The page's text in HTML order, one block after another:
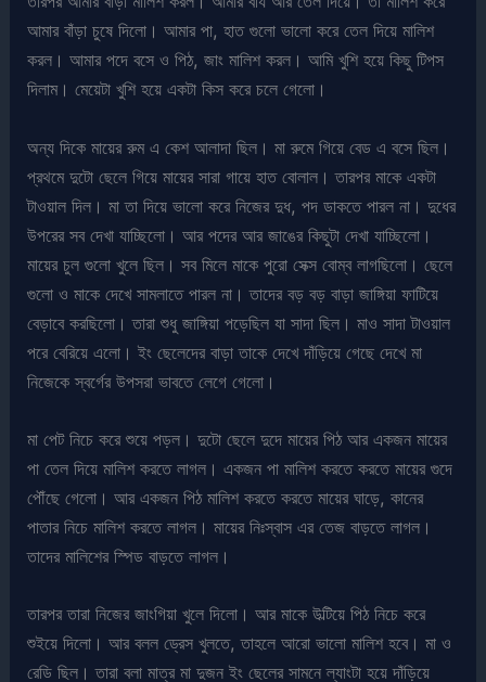
আমার বাঁড়া চুষে দিলো। আমার পা, হাত গুলো ভালো করে তেল দিয়ে মালিশ
করল। আমার পদে বসে ও পিঠ, জাং মালিশ করল। আমি খুশি হয়ে কিছু টিপস
দিলাম। মেয়েটা খুশি হয়ে একটা কিস করে চলে গেলো।
অন্য দিকে মায়ের রুম এ কেশ আলাদা ছিল। মা রুমে গিয়ে বেড এ বসে ছিল।
প্রথমে দুটো ছেলে গিয়ে মায়ের সারা গায়ে হাত বোলাল। তারপর মাকে একটা
টাওয়াল দিল। মা তা দিয়ে ভালো করে নিজের দুধ, পদ ডাকতে পারল না। দুধের
উপরের সব দেখা যাচ্ছিলো। আর পদের আর জাঙের কিছুটা দেখা যাচ্ছিলো।
মায়ের চুল গুলো খুলে ছিল। সব মিলে মাকে পুরো সেক্স বোম্ব লাগছিলো। ছেলে
গুলো ও মাকে দেখে সামলাতে পারল না। তাদের বড় বড় বাড়া জাঙ্গিয়া ফাটিয়ে
বেড়াবে করছিলো। তারা শুধু জাঙ্গিয়া পড়েছিল যা সাদা ছিল। মাও সাদা টাওয়াল
পরে বেরিয়ে এলো। ইং ছেলেদের বাড়া তাকে দেখে দাঁড়িয়ে গেছে দেখে মা
নিজেকে স্বর্গের উপসরা ভাবতে লেগে গেলো।
মা পেট নিচে করে শুয়ে পড়ল। দুটো ছেলে দুদে মায়ের পিঠ আর একজন মায়ের
পা তেল দিয়ে মালিশ করতে লাগল। একজন পা মালিশ করতে করতে মায়ের গুদে
পৌঁছে গেলো। আর একজন পিঠ মালিশ করতে করতে মায়ের ঘাড়ে, কানের
পাতার নিচে মালিশ করতে লাগল। মায়ের নিঃস্বাস এর তেজ বাড়তে লাগল।
তাদের মালিশের স্পিড বাড়তে লাগল।
তারপর তারা নিজের জাংগিয়া খুলে দিলো। আর মাকে উল্টিয়ে পিঠ নিচে করে
শুইয়ে দিলো। আর বলল ড্রেস খুলতে, তাহলে আরো ভালো মালিশ হবে। মা ও
রেডি ছিল। তারা বলা মাত্র মা দুজন ইং ছেলের সামনে ল্যাংটা হয়ে দাঁড়িয়ে